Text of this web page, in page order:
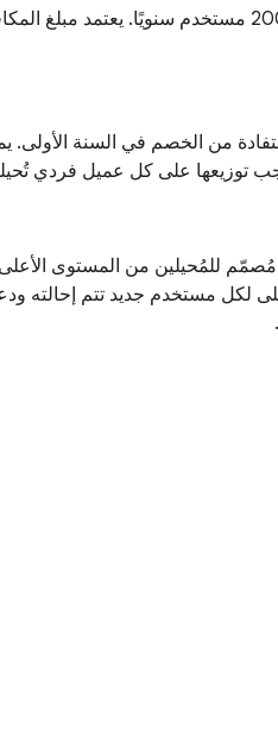
من الخصم في السنة
لكل مستخدم جديد تتم